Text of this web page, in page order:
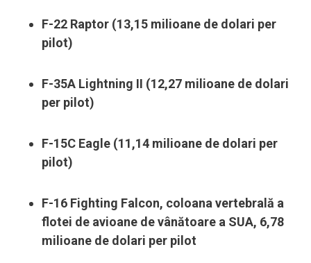
F-22 Raptor (13,15 milioane de dolari per
pilot)
F-35A Lightning II (12,27 milioane de dolari
per pilot)
F-15C Eagle (11,14 milioane de dolari per
pilot)
F-16 Fighting Falcon, coloana vertebrală a
flotei de avioane de vânătoare a SUA, 6,78
milioane de dolari per pilot